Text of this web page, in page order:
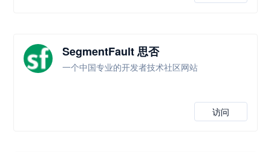
SegmentFault 思否
一个中国专业的开发者技术社区网站
访问